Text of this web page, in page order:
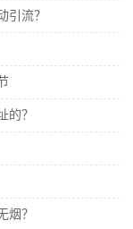
引流？
的？
烟？